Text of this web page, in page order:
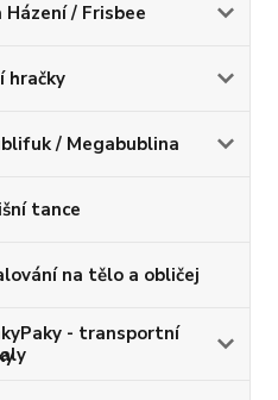
Házení / Frisbee
hračky
/ Megabublina
tance
na tělo a obličej
- transportní